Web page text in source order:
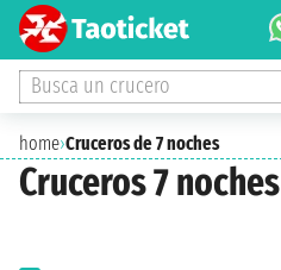
Busca un crucero
home›Cruceros de 7 noches
Cruceros 7 noches